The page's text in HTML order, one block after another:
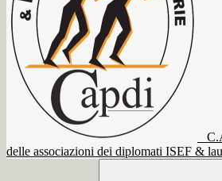
delle associazioni dei diplomati ISEF &